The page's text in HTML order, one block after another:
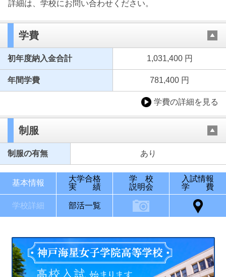
詳細は、学校にお問い合わせください。
学費
初年度納入金合計 1,031,400 円
年間学費 781,400 円
学費の詳細を見る
制服
制服の有無 あり
基本情報
大学合格
実 績
学 校
説明会
入試情報
学 費
学校詳細 部活一覧